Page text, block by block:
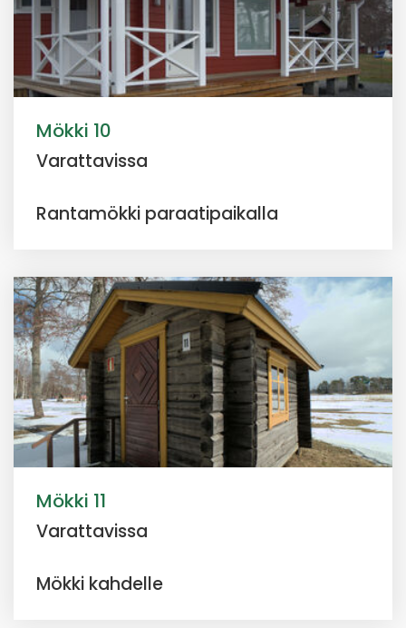
Mökki 10
Varattavissa
Rantamökki paraatipaikalla
Mökki 11
Varattavissa
Mökki kahdelle